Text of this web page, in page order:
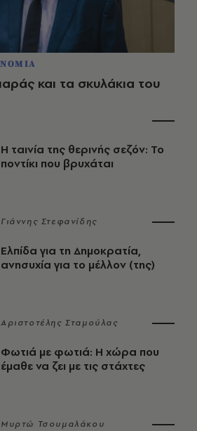
και τα σκυλάκια του
Η ταινία της θερινής σεζόν: Το
ποντίκι που βρυχάται
Γιάννης Στεφανίδης
Ελπίδα για τη Δημοκρατία,
ανησυχία για το μέλλον (της)
Αριστοτέλης Σταμούλας
Φωτιά με φωτιά: Η χώρα που
έμαθε να ζει με τις στάχτες
Μυρτώ Τσουμαλάκου